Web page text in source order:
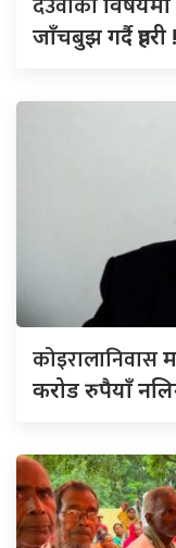
जाँचबुझ गर्दै प्रहरी !
कोइरालानिवास
करोड रुपैयाँ